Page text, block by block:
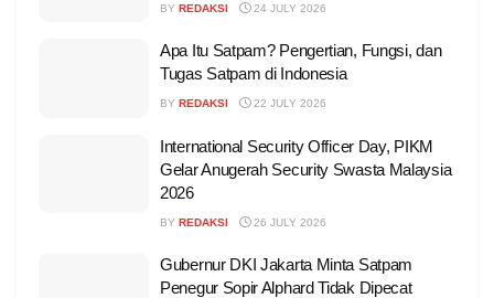
BY REDAKSI 24 JULY 2026
Apa Itu Satpam? Pengertian, Fungsi, dan
Tugas Satpam di Indonesia
BY REDAKSI 22 JULY 2026
International Security Officer Day, PIKM
Gelar Anugerah Security Swasta Malaysia
2026
BY REDAKSI 26 JULY 2026
Gubernur DKI Jakarta Minta Satpam
Penegur Sopir Alphard Tidak Dipecat